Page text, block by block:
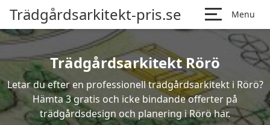
Trädgårdsarkitekt-pris.se Menu
Trädgårdsarkitekt Rörö
Letar du efter en professionell trädgårdsarkitekt i Rörö?
Hämta 3 gratis och icke bindande offerter på
trädgårdsdesign och planering i Rörö här.